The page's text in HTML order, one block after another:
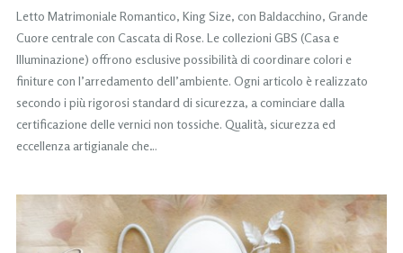
Letto Matrimoniale Romantico, King Size, con Baldacchino, Grande
Cuore centrale con Cascata di Rose. Le collezioni GBS (Casa e
Illuminazione) offrono esclusive possibilità di coordinare colori e
finiture con l’arredamento dell’ambiente. Ogni articolo è realizzato
secondo i più rigorosi standard di sicurezza, a cominciare dalla
certificazione delle vernici non tossiche. Qualità, sicurezza ed
eccellenza artigianale che…